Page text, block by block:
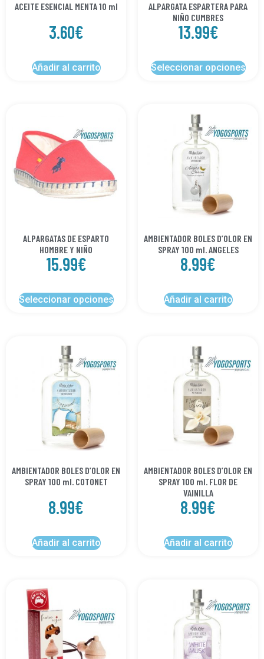
ACEITE ESENCIAL MENTA 10 ml
3.60€
Añadir al carrito
ALPARGATA ESPARTERA PARA
NIÑO CUMBRES
13.99€
Seleccionar opciones
ALPARGATAS DE ESPARTO
HOMBRE Y NIÑO
15.99€
Seleccionar opciones
AMBIENTADOR BOLES D’OLOR EN
SPRAY 100 ml. ANGELES
8.99€
Añadir al carrito
AMBIENTADOR BOLES D’OLOR EN
SPRAY 100 ml. COTONET
8.99€
Añadir al carrito
AMBIENTADOR BOLES D’OLOR EN
SPRAY 100 ml. FLOR DE
VAINILLA
8.99€
Añadir al carrito